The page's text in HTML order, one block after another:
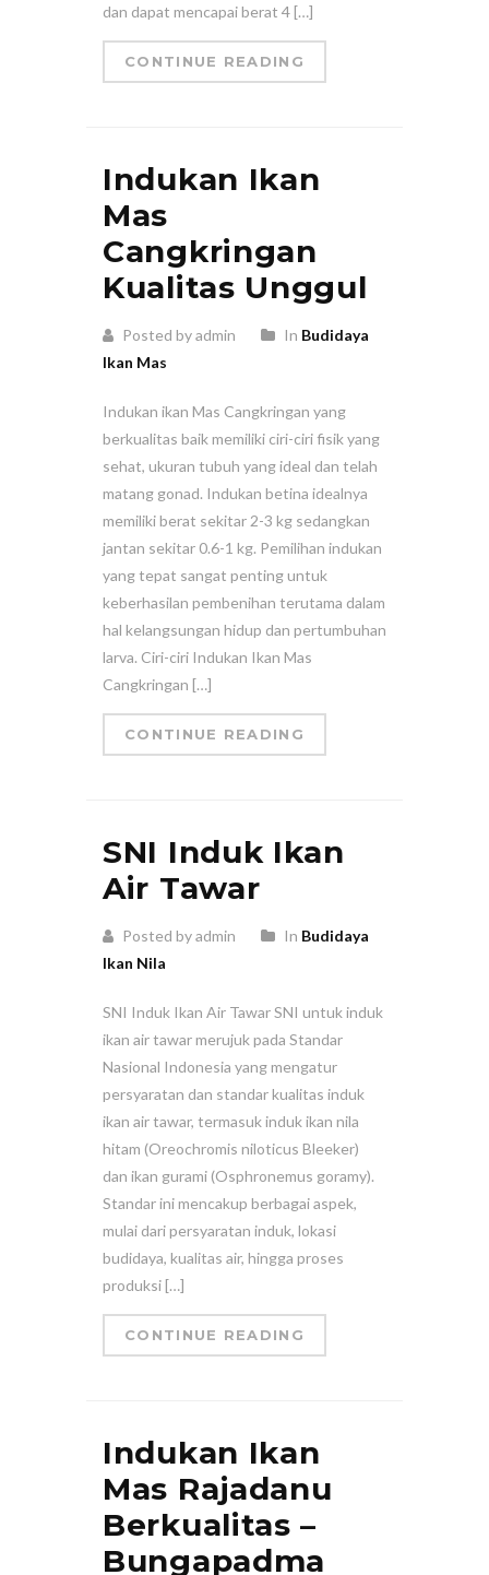
dan dapat mencapai berat 4 […]
CONTINUE READING
Indukan Ikan
Mas
Cangkringan
Kualitas Unggul
Posted by admin In Budidaya
Ikan Mas
Indukan ikan Mas Cangkringan yang
berkualitas baik memiliki ciri-ciri fisik yang
sehat, ukuran tubuh yang ideal dan telah
matang gonad. Indukan betina idealnya
memiliki berat sekitar 2-3 kg sedangkan
jantan sekitar 0.6-1 kg. Pemilihan indukan
yang tepat sangat penting untuk
keberhasilan pembenihan terutama dalam
hal kelangsungan hidup dan pertumbuhan
larva. Ciri-ciri Indukan Ikan Mas
Cangkringan […]
CONTINUE READING
SNI Induk Ikan
Air Tawar
Posted by admin In Budidaya
Ikan Nila
SNI Induk Ikan Air Tawar SNI untuk induk
ikan air tawar merujuk pada Standar
Nasional Indonesia yang mengatur
persyaratan dan standar kualitas induk
ikan air tawar, termasuk induk ikan nila
hitam (Oreochromis niloticus Bleeker)
dan ikan gurami (Osphronemus goramy).
Standar ini mencakup berbagai aspek,
mulai dari persyaratan induk, lokasi
budidaya, kualitas air, hingga proses
produksi […]
CONTINUE READING
Indukan Ikan
Mas Rajadanu
Berkualitas –
Bungapadma